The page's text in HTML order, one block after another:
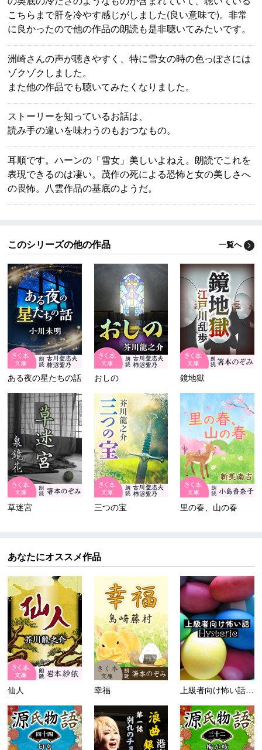
こちらまで肝を冷やす感じがしました(良い意味で)。非常
に良かったので他の作品の朗読も是非聴いてみたいです。
洲崎さんの声が聴きやすく、特に雪女の時の色っぽさには
ゾクゾクしました。
また他の作品でも聴いてみたくなりました。
ストーリーを知っているお話は、
読み手の違いを味わうのもおつなもの。
耳順です。ハーンの「雪女」美しいよねえ。朗読でこれを
表現できるのは凄い。茂作の死による恐怖と女の美しさへ
の畏怖。八雲作品の基底のようだ。
このシリーズの他の作品 一覧へ
ある夜の星たちの話 おしの 鏡地獄
草迷宮 三つの宝 里の春、山の春
あなたにオススメ作品
仙人 幸福 上級者向け怖い話-Hyste...